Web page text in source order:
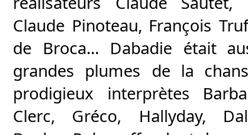
Claude Pinoteau, François
de Broca… Dabadie était
grandes plumes de la
prodigieux interprètes
Clerc, Gréco, Hallyday,